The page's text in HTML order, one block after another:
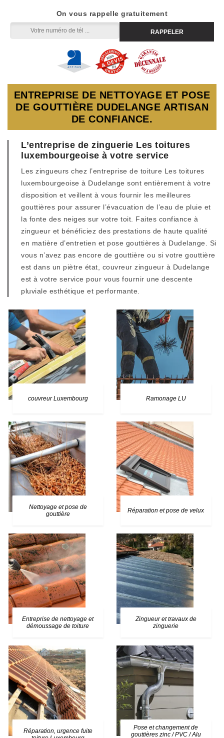
On vous rappelle gratuitement
ENTREPRISE DE NETTOYAGE ET POSE
DE GOUTTIÈRE DUDELANGE ARTISAN
DE CONFIANCE.
L’entreprise de zinguerie Les toitures
luxembourgeoise à votre service
Les zingueurs chez l’entreprise de toiture Les toitures
luxembourgeoise à Dudelange sont entièrement à votre
disposition et veillent à vous fournir les meilleures
gouttières pour assurer l’évacuation de l’eau de pluie et
la fonte des neiges sur votre toit. Faites confiance à
zingueur et bénéficiez des prestations de haute qualité
en matière d’entretien et pose gouttières à Dudelange. Si
vous n’avez pas encore de gouttière ou si votre gouttière
est dans un piètre état, couvreur zingueur à Dudelange
est à votre service pour vous fournir une descente
pluviale esthétique et performante.
couvreur Luxembourg Ramonage LU
Nettoyage et pose de
gouttière
Réparation et pose de velux
Entreprise de nettoyage et
démoussage de toiture
Zingueur et travaux de
zinguerie
Réparation, urgence fuite
Pose et changement de
gouttières zinc / PVC / Alu